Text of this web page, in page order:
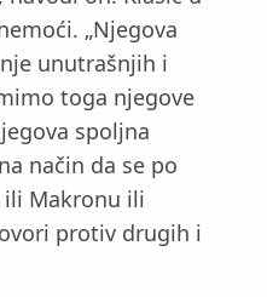
„Njegova
unutrašnjih i
toga njegove
spoljna
način da se po
Makronu ili
protiv drugih i